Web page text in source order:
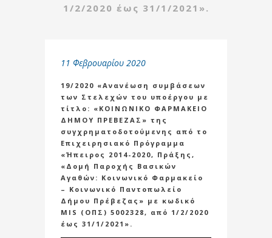
1/2/2020 έως 31/1/2021».
11 Φεβρουαρίου 2020
19/2020 «Ανανέωση συμβάσεων
των Στελεχών του υποέργου με
τίτλο: «ΚΟΙΝΩΝΙΚΟ ΦΑΡΜΑΚΕΙΟ
ΔΗΜΟΥ ΠΡΕΒΕΖΑΣ» της
συγχρηματοδοτούμενης από το
Επιχειρησιακό Πρόγραμμα
«Ήπειρος 2014-2020, Πράξης,
«Δομή Παροχής Βασικών
Αγαθών: Κοινωνικό Φαρμακείο
– Κοινωνικό Παντοπωλείο
Δήμου Πρέβεζας» με κωδικό
MIS (ΟΠΣ) 5002328, από 1/2/2020
έως 31/1/2021».